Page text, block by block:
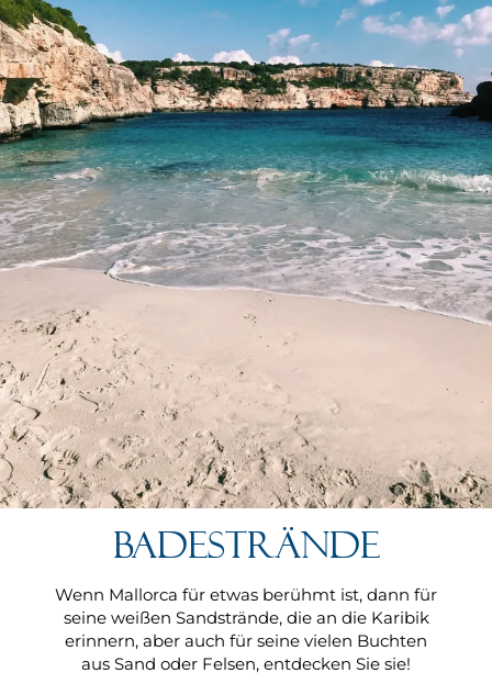
Badestrände
Wenn Mallorca für etwas berühmt ist, dann für
seine weißen Sandstrände, die an die Karibik
erinnern, aber auch für seine vielen Buchten
aus Sand oder Felsen, entdecken Sie sie!